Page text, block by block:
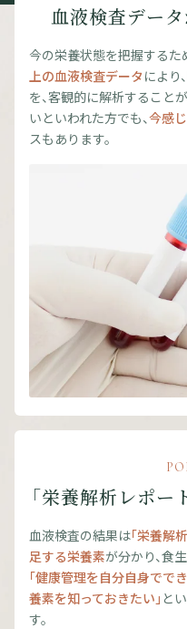
血液検査デー
今の栄養状態を把握するた
上の血液検査データにより
を、客観的に解析すること
いといわれた方でも、今感
スもあります。
「栄養解析レポー
血液検査の結果は「栄養解
足する栄養素が分かり、食
「健康管理を自分自身でで
養素を知っておきたい」 と
す。